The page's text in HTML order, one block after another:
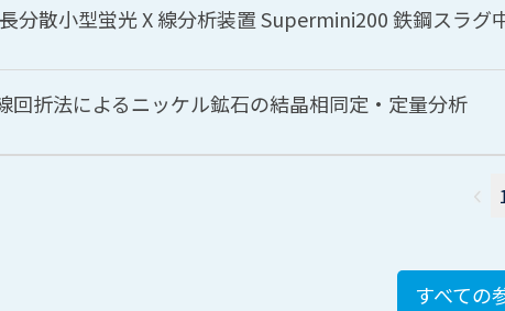
分散小型蛍光 X 線分析装置 Supermini200 鉄鋼スラグ
回折法によるニッケル鉱石の結晶相同定・定量分析
すべての